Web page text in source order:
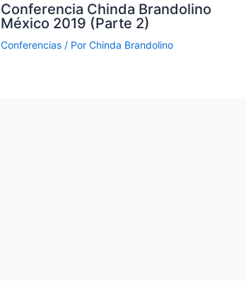
Conferencia Chinda Brandolino
México 2019 (Parte 2)
Conferencias/ Por Chinda Brandolino